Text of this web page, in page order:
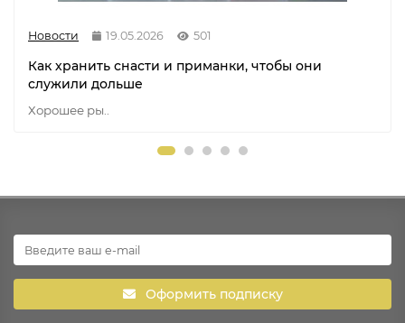
Новости 19.05.2026 501
Как хранить снасти и приманки, чтобы они
служили дольше
Хорошее ры..
Оформить подписку